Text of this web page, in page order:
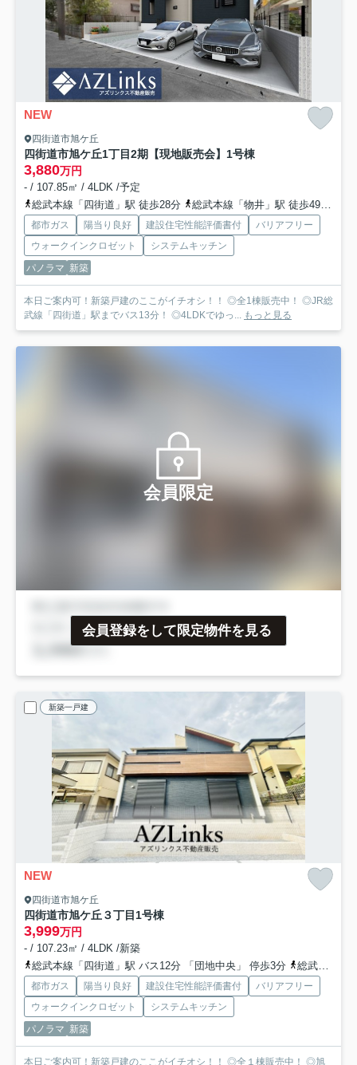
NEW
四街道市旭ケ丘
四街道市旭ケ丘1丁目2期【現地販売会】 1号棟
3,880万円
- / 107.85㎡ / 4LDK /予定
総武本線「四街道」駅 徒歩28分
総武本線「物井」駅 徒歩49分
都市ガス 陽当り良好 建設住宅性能評価書付
バリアフリー
ウォークインクロゼット
システムキッチン
パノラマ 新築
本日ご案内可！新築戸建のここがイチオシ！！ ◎全1棟販売中！ ◎JR総
武線「四街道」駅までバス13分！ ◎4LDKでゆっ... もっと見る
会員限定
会員登録をして限定物件を見る
新築一戸建
NEW
四街道市旭ケ丘
四街道市旭ケ丘３丁目1号棟
3,999万円
- / 107.23㎡ / 4LDK /新築
総武本線「四街道」駅 バス12分 「団地中央」 停歩3分
総武本線「物井」駅 徒歩42分
都市ガス 陽当り良好 建設住宅性能評価書付
バリアフリー
ウォークインクロゼット
システムキッチン
パノラマ 新築
本日ご案内可！新築戸建のここがイチオシ！！ ◎全１棟販売中！ ◎旭